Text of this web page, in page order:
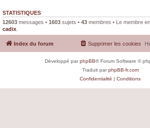
STATISTIQUES
12603 messages • 1603 sujets • 43 membres • Le membre
cadix
Index du forum Supprimer les cookies
Développé parphpBB® Forum Software ©
Traduit parphpBB-fr.com
Confidentialité | Conditions